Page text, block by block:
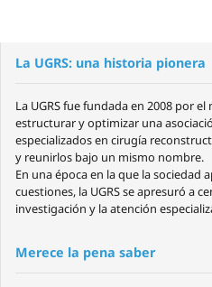
La UGRS: una historia pionera
La UGRS fue fundada en 2008 por
estructurar y optimizar una
especializados en cirugía
y reunirlos bajo un mismo nombre.
En una época en la que la sociedad
cuestiones, la UGRS se apresuró a
investigación y la atención
Merece la pena saber